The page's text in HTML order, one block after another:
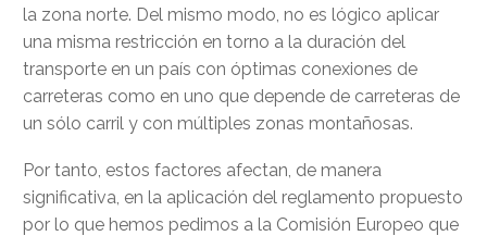
la zona norte. Del mismo modo, no es lógico aplicar
una misma restricción en torno a la duración del
transporte en un país con óptimas conexiones de
carreteras como en uno que depende de carreteras de
un sólo carril y con múltiples zonas montañosas.
Por tanto, estos factores afectan, de manera
significativa, en la aplicación del reglamento propuesto
por lo que hemos pedimos a la Comisión Europeo que